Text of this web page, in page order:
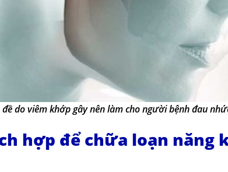
do viêm khớp gây nên làm cho người bệnh đau
hợp để chữa loạn năng